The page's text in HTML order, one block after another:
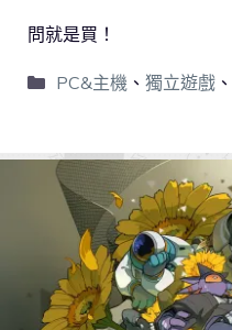
問就是買！
PC&主機、 獨立遊戲、